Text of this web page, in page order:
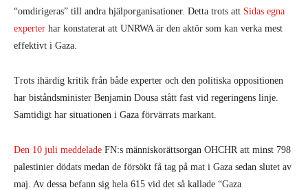
“omdirigeras” till andra hjälporganisationer. Detta trots att Sidas egna
experter har konstaterat att UNRWA är den aktör som kan verka mest
effektivt i Gaza.
Trots ihärdig kritik från både experter och den politiska oppositionen
har biståndsminister Benjamin Dousa stått fast vid regeringens linje.
Samtidigt har situationen i Gaza förvärrats markant.
Den 10 juli meddelade FN:s människorättsorgan OHCHR att minst 798
palestinier dödats medan de försökt få tag på mat i Gaza sedan slutet av
maj. Av dessa befann sig hela 615 vid det så kallade “Gaza